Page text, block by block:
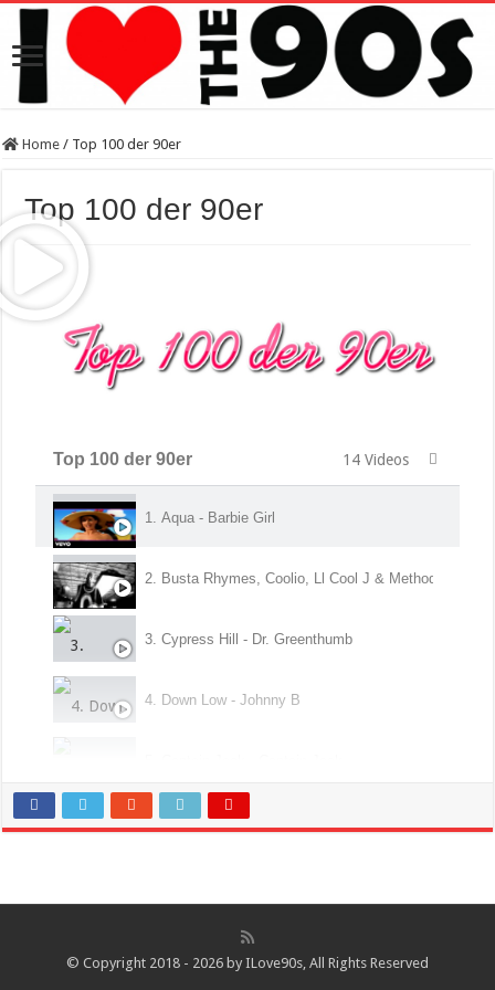
Home / Top 100 der 90er
Top 100 der 90er
Top 100 der 90er 14 Videos
1. Aqua - Barbie Girl
2. Busta Rhymes, Coolio, Ll Cool J & Method Man B
3. Cypress Hill - Dr. Greenthumb
4. Down Low - Johnny B
6. Die Fantastischen Vier - Sie Ist Weg
8. Warren G - This D.J.
© Copyright 2018 - 2026 by ILove90s, All Rights Reserved